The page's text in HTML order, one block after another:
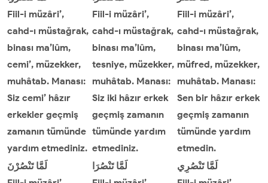
Fiil-i müzâri’,
cahd-ı müstağrak,
binası ma’lûm,
cemi’, müzekker,
muhâtab. Manası:
Siz cemi’ hâzır
erkekler geçmiş
zamanın tümünde
yardım etmediniz.
Fiil-i müzâri’,
cahd-ı müstağrak,
binası ma’lûm,
tesniye, müzekker,
muhâtab. Manası:
Siz iki hâzır erkek
geçmiş zamanın
tümünde yardım
etmediniz.
Fiil-i müzâri’,
cahd-ı müstağrak,
binası ma’lûm,
müfred, müzekker,
muhâtab. Manası:
Sen bir hâzır erkek
geçmiş zamanın
tümünde yardım
etmedin.
لَمَّا تَنْصُرْنَ
لَمَّا تَنْصُرَا
لَمَّا تَنْصُرِي